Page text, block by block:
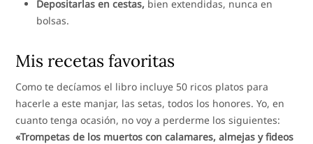
Depositarlas en cestas, bien extendidas, nunca en
bolsas.
Mis recetas favoritas
Como te decíamos el libro incluye 50 ricos platos para
hacerle a este manjar, las setas, todos los honores. Yo, en
cuanto tenga ocasión, no voy a perderme los siguientes:
«Trompetas de los muertos con calamares, almejas y fideos